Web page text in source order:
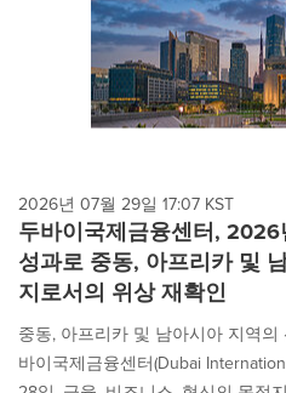
2026년 07월 29일 17:07 KST
두바이국제금융센터,
성과로 중동, 아프리카 및
지로서의 위상 재확인
중동, 아프리카 및 남아시아 지역
바이국제금융센터(Dubai